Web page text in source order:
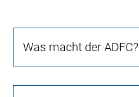
Was macht der ADFC?